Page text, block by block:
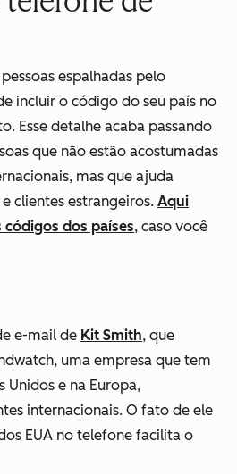
espalhadas pelo
incluir o código do seu país no
Esse detalhe acaba passando
que não estão acostumadas
mas que ajuda
clientes estrangeiros. Aqui
dos países, caso você
e-mail de Kit Smith, que
uma empresa que tem
Unidos e na Europa,
internacionais. O fato de ele
EUA no telefone facilita o